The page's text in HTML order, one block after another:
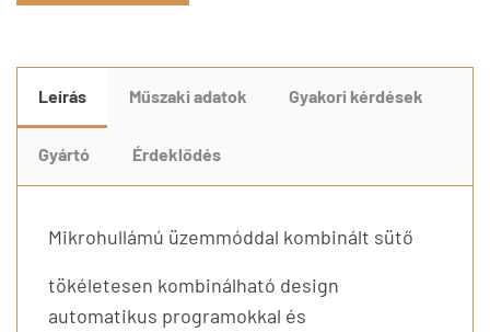
Leírás Műszaki adatok Gyakori kérdések
Gyártó Érdeklődés
Mikrohullámú üzemmóddal kombinált sütő
tökéletesen kombinálható design
automatikus programokkal és